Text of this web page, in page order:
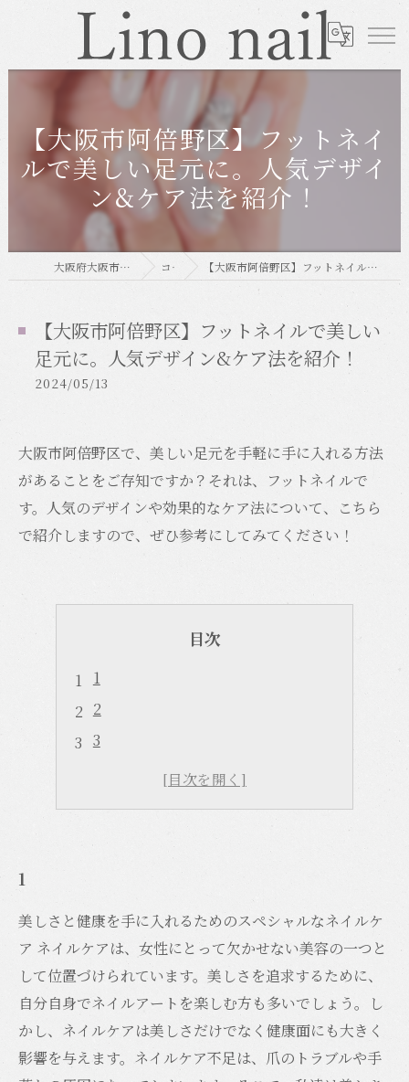
【大阪市阿倍野区】フットネイ
ルで美しい足元に。人気デザイ
ン&ケア法を紹介！
大阪府大阪市のネイルならLino nail コラム 【大阪市阿倍野区】フットネイルで美しい足元に。人気デザイン&ケア法を紹介！
【大阪市阿倍野区】フットネイルで美しい
足元に。人気デザイン&ケア法を紹介！
2024/05/13
大阪市阿倍野区で、美しい足元を手軽に手に入れる方法
があることをご存知ですか？それは、フットネイルで
す。人気のデザインや効果的なケア法について、こちら
で紹介しますので、ぜひ参考にしてみてください！
目次
1
2
3
1
美しさと健康を手に入れるためのスペシャルなネイルケ
ア ネイルケアは、女性にとって欠かせない美容の一つと
して位置づけられています。美しさを追求するために、
自分自身でネイルアートを楽しむ方も多いでしょう。し
かし、ネイルケアは美しさだけでなく健康面にも大きく
影響を与えます。ネイルケア不足は、爪のトラブルや手